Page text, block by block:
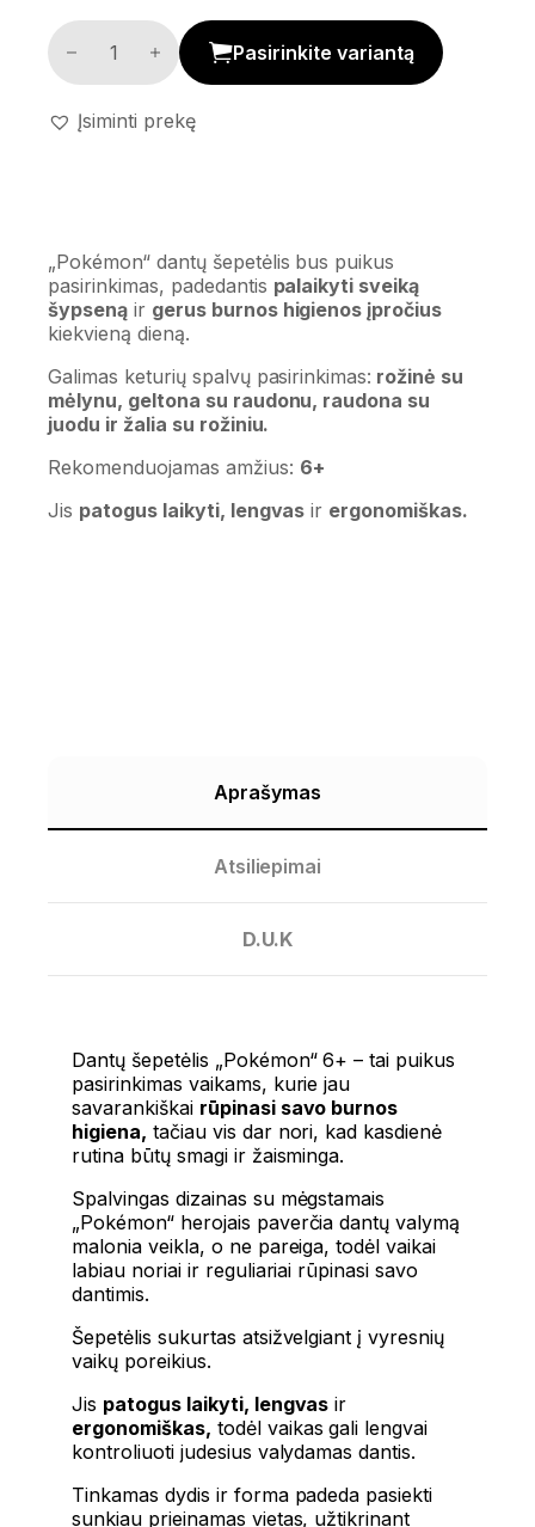
Dantų šepetėlis 6+ 'Pokémon' kiekis
Pasirinkite variantą
Įsiminti prekę
„Pokémon“ dantų šepetėlis bus puikus
pasirinkimas, padedantis palaikyti sveiką
šypsenąir gerus burnos higienos įpročius
kiekvieną dieną.
Galimas keturių spalvų pasirinkimas: rožinė su
mėlynu, geltona su raudonu, raudona su
juodu ir žalia su rožiniu.
Rekomenduojamas amžius: 6+
Jis patogus laikyti, lengvas ir ergonomiškas.
Aprašymas
Atsiliepimai
D.U.K
Dantų šepetėlis „Pokémon“ 6+ – tai puikus
pasirinkimas vaikams, kurie jau
savarankiškai rūpinasi savo burnos
higiena, tačiau vis dar nori, kad kasdienė
rutina būtų smagi ir žaisminga.
Spalvingas dizainas su mėgstamais
„Pokémon“ herojais paverčia dantų valymą
malonia veikla, o ne pareiga, todėl vaikai
labiau noriai ir reguliariai rūpinasi savo
dantimis.
Šepetėlis sukurtas atsižvelgiant į vyresnių
vaikų poreikius.
Jis patogus laikyti, lengvas ir
ergonomiškas, todėl vaikas gali lengvai
kontroliuoti judesius valydamas dantis.
Tinkamas dydis ir forma padeda pasiekti
sunkiau prieinamas vietas, užtikrinant